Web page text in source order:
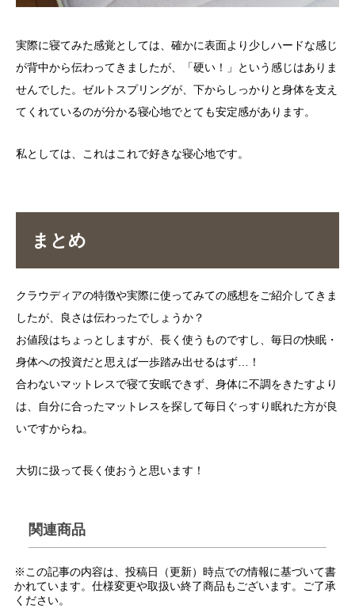
実際に寝てみた感覚としては、確かに表面より少しハードな感じ
が背中から伝わってきましたが、「硬い！」という感じはありま
せんでした。ゼルトスプリングが、下からしっかりと身体を支え
てくれているのが分かる寝心地でとても安定感があります。
私としては、これはこれで好きな寝心地です。
まとめ
クラウディアの特徴や実際に使ってみての感想をご紹介してきま
したが、良さは伝わったでしょうか？
お値段はちょっとしますが、長く使うものですし、毎日の快眠・
身体への投資だと思えば一歩踏み出せるはず…！
合わないマットレスで寝て安眠できず、身体に不調をきたすより
は、自分に合ったマットレスを探して毎日ぐっすり眠れた方が良
いですからね。
大切に扱って長く使おうと思います！
関連商品
※この記事の内容は、投稿日（更新）時点での情報に基づいて書
かれています。仕様変更や取扱い終了商品もございます。ご了承
ください。